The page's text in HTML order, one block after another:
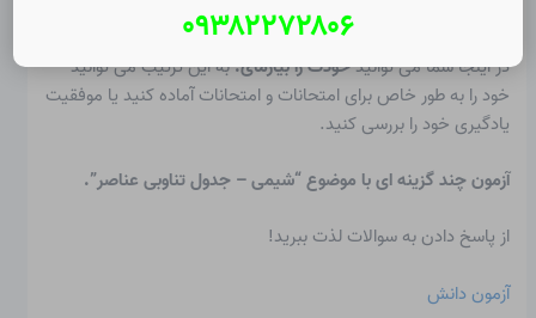
Christopher J. Ziegler
در اینجا شما می توانیدخودت را بیازمای.به این ترتیب می توانید
خود را به طور خاص برای امتحانات و امتحانات آماده کنید یا موفقیت
یادگیری خود را بررسی کنید.
آزمون چند گزینه ای با موضوع “شیمی – جدول تناوبی عناصر”.
از پاسخ دادن به سوالات لذت ببرید!
آزمون دانش
۰۹۳۸۲۲۷۲۸۰۶